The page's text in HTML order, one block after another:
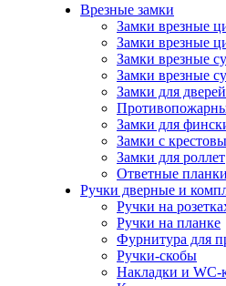
Врезные замки
Замки врезные
Замки врезные
Замки врезные
Замки врезные
Замки для
Замки для
Замки с
Замки для роллет
Ответные
Ручки дверные и
Ручки на
Ручки на планке
Фурнитура для
Ручки-скобы
Накладки и WC-